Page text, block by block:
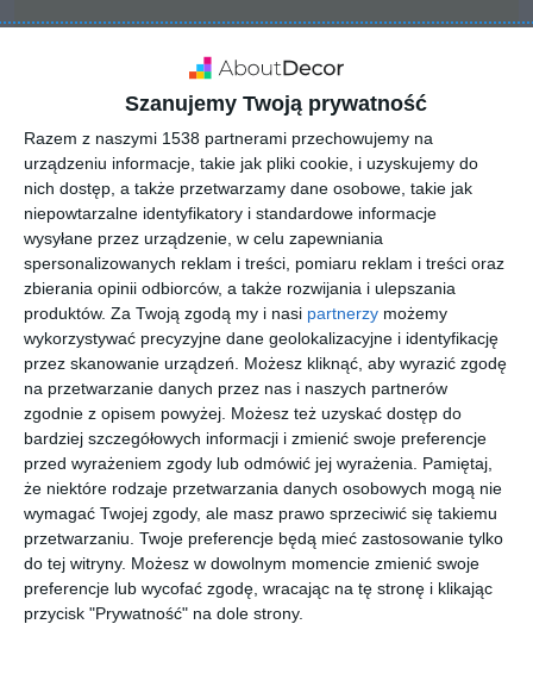
Szanujemy Twoją prywatność
Razem z naszymi 1538 partnerami przechowujemy na
urządzeniu informacje, takie jak pliki cookie, i uzyskujemy do
nich dostęp, a także przetwarzamy dane osobowe, takie jak
niepowtarzalne identyfikatory i standardowe informacje
wysyłane przez urządzenie, w celu zapewniania
spersonalizowanych reklam i treści, pomiaru reklam i treści oraz
zbierania opinii odbiorców, a także rozwijania i ulepszania
produktów. Za Twoją zgodą my i nasi partnerzy możemy
wykorzystywać precyzyjne dane geolokalizacyjne i identyfikację
przez skanowanie urządzeń. Możesz kliknąć, aby wyrazić zgodę
na przetwarzanie danych przez nas i naszych partnerów
zgodnie z opisem powyżej. Możesz też uzyskać dostęp do
bardziej szczegółowych informacji i zmienić swoje preferencje
przed wyrażeniem zgody lub odmówić jej wyrażenia.
Pamiętaj,
że niektóre rodzaje przetwarzania danych osobowych mogą nie
wymagać Twojej zgody, ale masz prawo sprzeciwić się takiemu
przetwarzaniu. Twoje preferencje będą mieć zastosowanie tylko
do tej witryny. Możesz w dowolnym momencie zmienić swoje
preferencje lub wycofać zgodę, wracając na tę stronę i klikając
przycisk "Prywatność" na dole strony.
INSPIRACJA
Nowoczesne biuro z
białymi meblami
Nowoczesne biuro z białymi meblami oraz z krzesłem
obrotowym.
AUTOR:Regalia Polska Manufaktura
DODAJ DO ULUBIONYCH
UDOSTĘPNIJ
Pozostałe zdjęcia w projekcie:Nowoczesne
pomieszczenie biurowe